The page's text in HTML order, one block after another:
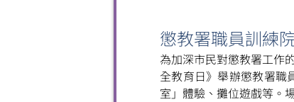
懲教署職員訓練
為加深市民對懲教署工作
全教育日》舉辦懲教署職
室」體驗、攤位遊戲等。